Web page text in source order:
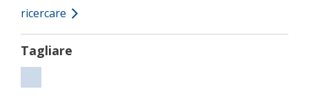
ricercare
Tagliare